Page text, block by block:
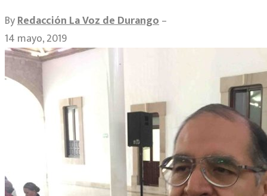
ByRedacción La Voz de Durango–
14 mayo, 2019